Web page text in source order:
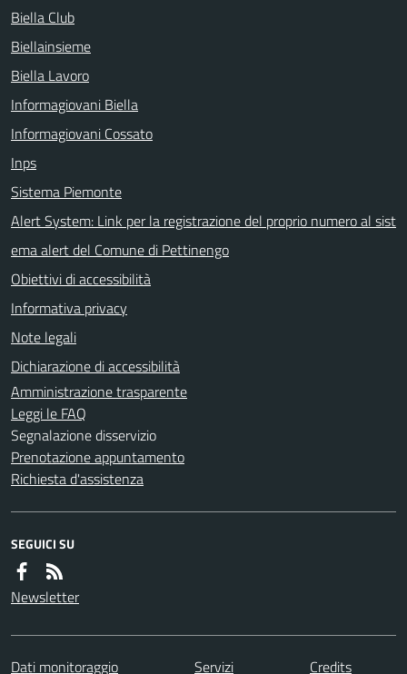
Biella Club
Biellainsieme
Biella Lavoro
Informagiovani Biella
Informagiovani Cossato
Inps
Sistema Piemonte
Alert System: Link per la registrazione del proprio numero al sist
ema alert del Comune di Pettinengo
Obiettivi di accessibilità
Informativa privacy
Note legali
Dichiarazione di accessibilità
Amministrazione trasparente
Leggi le FAQ
Segnalazione disservizio
Prenotazione appuntamento
Richiesta d'assistenza
SEGUICI SU
Newsletter
Dati monitoraggio Servizi Credits